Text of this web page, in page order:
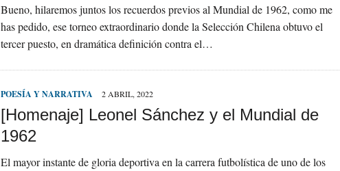
Bueno, hilaremos juntos los recuerdos previos al Mundial de 1962, como me
has pedido, ese torneo extraordinario donde la Selección Chilena obtuvo el
tercer puesto, en dramática definición contra el…
POESÍA Y NARRATIVA 2 ABRIL, 2022
[Homenaje] Leonel Sánchez y el Mundial de
1962
El mayor instante de gloria deportiva en la carrera futbolística de uno de los